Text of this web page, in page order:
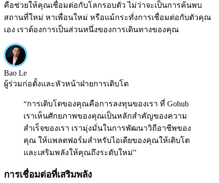
คือช่วยให้คุณเชื่อมต่อกับโลกรอบตัว ไม่ว่าจะเป็นการค้นพบ
สถานที่ใหม่ หาเพื่อนใหม่ หรือแม้กระทั่งการเชื่อมต่อกับตัวคุณ
เอง เราต้องการเป็นส่วนหนึ่งของการเดินทางของคุณ
Bao Le
ผู้ร่วมก่อตั้งและหัวหน้าฝ่ายการเติบโต
“การเติบโตของคุณคือการลงทุนของเรา ที่ Gohub
เราเห็นศักยภาพของคุณเป็นหลักสำคัญของความ
สำเร็จของเรา เรามุ่งมั่นในการพัฒนาวิถีอาชีพของ
คุณ ให้แพลตฟอร์มสำหรับไอเดียของคุณให้เติบโต
และเสริมพลังให้คุณถึงระดับใหม่”
การเชื่อมต่อที่เสริมพลัง